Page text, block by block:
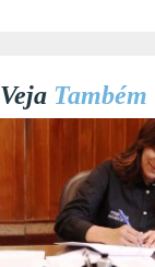
Veja Também